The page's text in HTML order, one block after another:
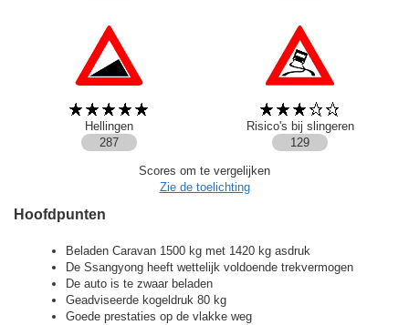
Hellingen
Risico's bij slingeren
287
129
Scores om te vergelijken
Zie de toelichting
Hoofdpunten
Beladen Caravan 1500 kg met 1420 kg asdruk
De Ssangyong heeft wettelijk voldoende trekvermogen
De auto is te zwaar beladen
Geadviseerde kogeldruk 80 kg
Goede prestaties op de vlakke weg